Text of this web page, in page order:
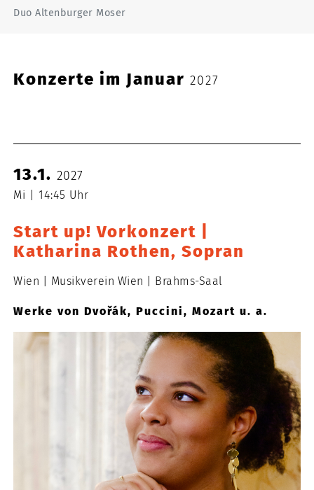
Duo Altenburger Moser
Konzerte im Januar2027
13.1.2027
Mi 14:45 Uhr
Start up! Vorkonzert |
Katharina Rothen, Sopran
Wien Musikverein Wien Brahms-Saal
Werke von Dvořák, Puccini, Mozart u. a.